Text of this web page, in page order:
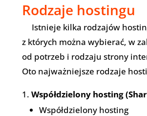
Rodzaje hostingu
Istnieje kilka rodzajów
z których można wybierać, w
od potrzeb i rodzaju strony
Oto najważniejsze rodzaje
Współdzielony hosting
Współdzielony hosting